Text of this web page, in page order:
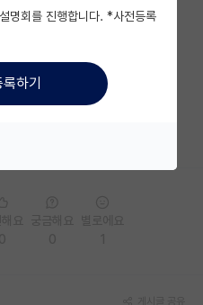
용 공부하고 싶어서...
생각이 드시나요
명회를 진행합니다. *사전등록
하기